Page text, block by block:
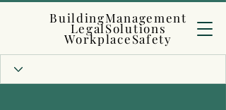
BuildingManagement
LegalSolutions
WorkplaceSafety